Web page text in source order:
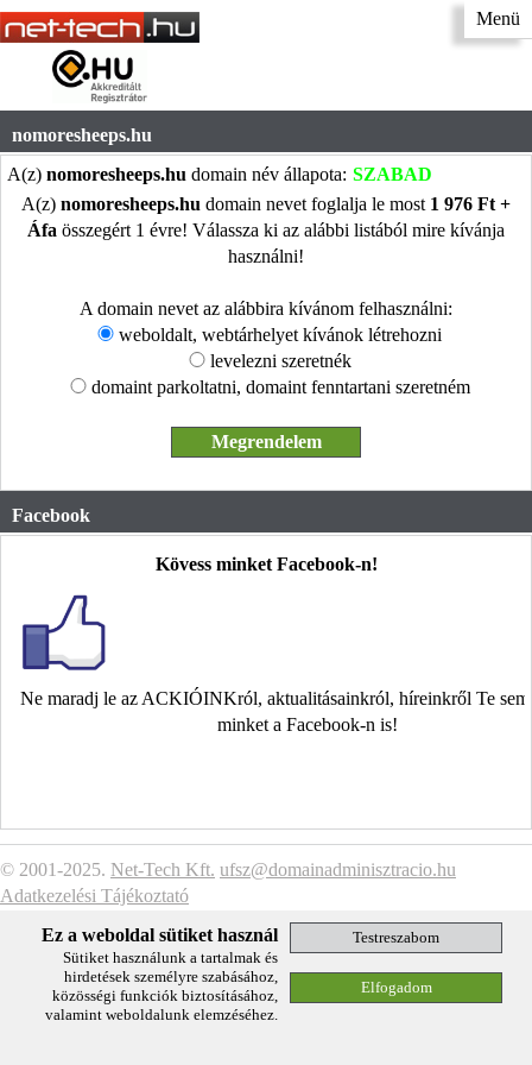
Menü
nomoresheeps.hu
A(z) nomoresheeps.hu domain név állapota: SZABAD
A(z) nomoresheeps.hu domain nevet foglalja le most 1 976 Ft +
Áfa összegért 1 évre! Válassza ki az alábbi listából mire kívánja
használni!
A domain nevet az alábbira kívánom felhasználni:
weboldalt, webtárhelyet kívánok létrehozni
levelezni szeretnék
domaint parkoltatni, domaint fenntartani szeretném
Facebook
Kövess minket Facebook-n!
Ne maradj le az ACKIÓINKról, aktualitásainkról, híreinkről Te
minket a Facebook-n is!
© 2001-2025. Net-Tech Kft. ufsz@domainadminisztracio.hu
Adatkezelési Tájékoztató
Ez a weboldal sütiket használ
Sütiket használunk a tartalmak és
hirdetések személyre szabásához,
közösségi funkciók biztosításához,
valamint weboldalunk elemzéséhez.